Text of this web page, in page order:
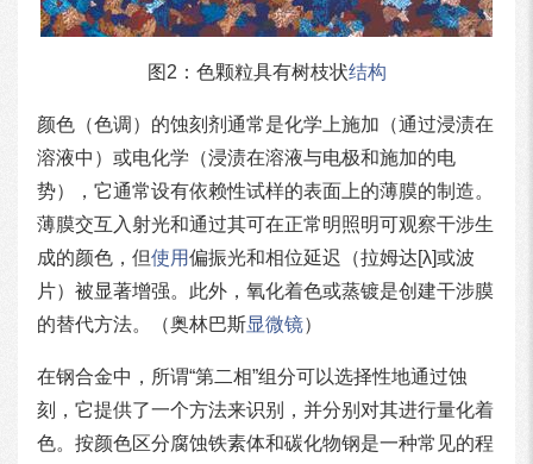
图2：色颗粒具有树枝状结构
颜色（色调）的蚀刻剂通常是化学上施加（通过浸渍在
溶液中）或电化学（浸渍在溶液与电极和施加的电
势），它通常设有依赖性试样的表面上的薄膜的制造。
薄膜交互入射光和通过其可在正常明照明可观察干涉生
成的颜色，但使用偏振光和相位延迟（拉姆达[λ]或波
片）被显著增强。此外，氧化着色或蒸镀是创建干涉膜
的替代方法。（奥林巴斯显微镜）
在钢合金中，所谓“第二相”组分可以选择性地通过蚀
刻，它提供了一个方法来识别，并分别对其进行量化着
色。按颜色区分腐蚀铁素体和碳化物钢是一种常见的程